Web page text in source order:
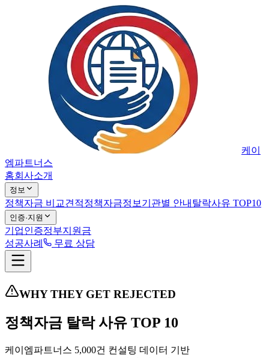
케이
엠파트너스
홈회사소개
정보
정책자금 비교견적정책자금정보 기관별 안내 탈락사유 TOP10
인증·지원
기업인증정부지원금
성공사례
무료 상담
WHY THEY GET REJECTED
정책자금 탈락 사유 TOP 10
케이엠파트너스 5,000건 컨설팅 데이터 기반